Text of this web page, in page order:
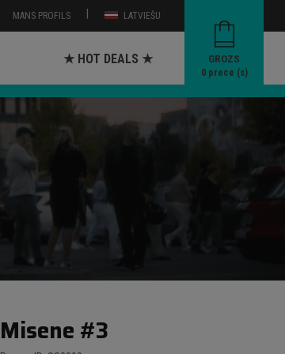
LATVIEŠU
|
MANS PROFILS
GROZS
0prece (s)
★ HOT DEALS ★
Misene #3